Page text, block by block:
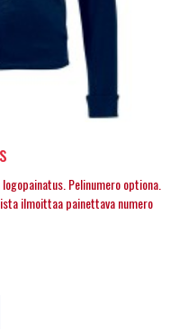
Pelinumero optiona.
ilmoittaa painettava numero